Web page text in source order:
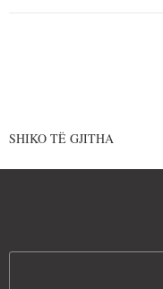
SHIKO TË GJITHA